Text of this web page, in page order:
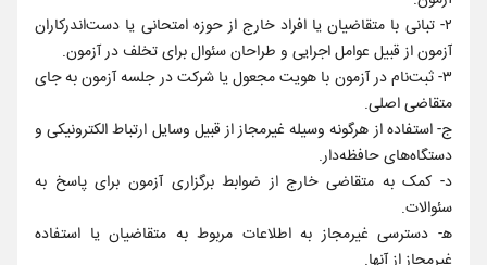
۲- تبانی با متقاضیان یا افراد خارج از حوزه امتحانی یا دست‌اندرکاران
آزمون از قبیل عوامل اجرایی و طراحان سئوال برای تخلف در آزمون.
۳- ثبت‌نام در آزمون با هویت مجعول یا شرکت در جلسه آزمون به جای
متقاضی اصلی.
ج- استفاده از هرگونه وسیله غیرمجاز از قبیل وسایل ارتباط الکترونیکی و
دستگاه‌های حافظه‌دار.
د- کمک به متقاضی خارج از ضوابط برگزاری آزمون برای پاسخ به
سئوالات.
ه‍- دسترسی غیرمجاز به اطلاعات مربوط به متقاضیان یا استفاده